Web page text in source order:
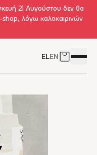
21 Αυγούστου δεν θα
shop, λόγω καλοκαιρινών
ELEN Δείτε το